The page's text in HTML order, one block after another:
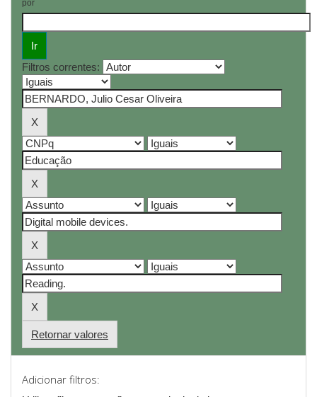
por
Filtros correntes:
Retornar valores
Adicionar filtros: